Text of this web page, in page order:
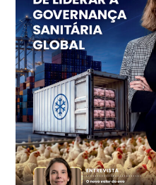
cx
Ovo Vermelho - Regional
Vermelho
R$ 156,33
cx
Ovo Branco - Regional
Bastos (SP)
R$ 134,40
cx
Ovo Vermelho - Regional